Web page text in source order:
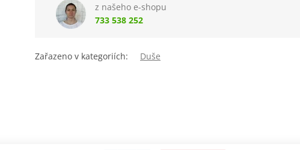
z našeho e-shopu
733 538 252
Zařazeno v kategoriích: Duše